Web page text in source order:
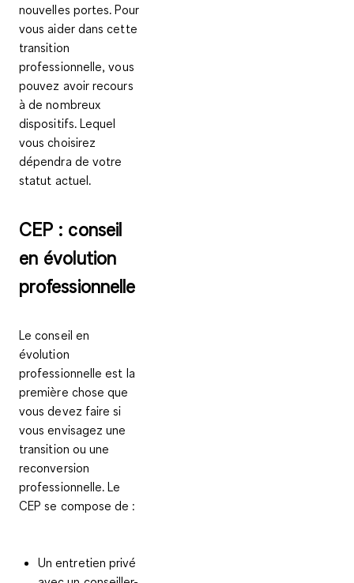
nouvelles portes. Pour
vous aider dans cette
transition
professionnelle, vous
pouvez avoir recours
à de nombreux
dispositifs. Lequel
vous choisirez
dépendra de votre
statut actuel.
CEP : conseil
en évolution
professionnelle
Le conseil en
évolution
professionnelle est la
première chose que
vous devez faire si
vous envisagez une
transition ou une
reconversion
professionnelle.Le
CEP se compose de :
Un entretien privé